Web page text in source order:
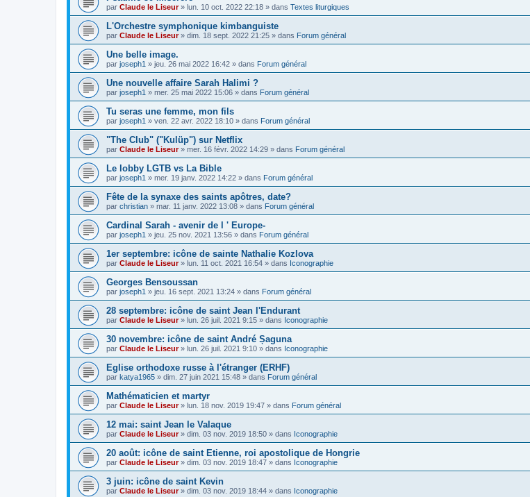
par Claude le Liseur» lun. 10 oct. 2022 22:18 » dans Textes liturgiques
L'Orchestre symphonique kimbanguiste
par Claude le Liseur» dim. 18 sept. 2022 21:25 » dans Forum général
Une belle image.
par joseph1 » jeu. 26 mai 2022 16:42 » dans Forum général
Une nouvelle affaire Sarah Halimi ?
par joseph1 » mer. 25 mai 2022 15:06 » dans Forum général
Tu seras une femme, mon fils
par joseph1 » ven. 22 avr. 2022 18:10 » dans Forum général
"The Club" ("Kulüp") sur Netflix
par Claude le Liseur» mer. 16 févr. 2022 14:29 » dans Forum général
Le lobby LGTB vs La Bible
par joseph1 » mer. 19 janv. 2022 14:22 » dans Forum général
Fête de la synaxe des saints apôtres, date?
par christian » mar. 11 janv. 2022 13:08 » dans Forum général
Cardinal Sarah - avenir de l ' Europe-
par joseph1 » jeu. 25 nov. 2021 13:56 » dans Forum général
1er septembre: icône de sainte Nathalie Kozlova
par Claude le Liseur» lun. 11 oct. 2021 16:54 » dans Iconographie
Georges Bensoussan
par joseph1 » jeu. 16 sept. 2021 13:24 » dans Forum général
28 septembre: icône de saint Jean l'Endurant
par Claude le Liseur» lun. 26 juil. 2021 9:15 » dans Iconographie
30 novembre: icône de saint André Șaguna
par Claude le Liseur» lun. 26 juil. 2021 9:10 » dans Iconographie
Eglise orthodoxe russe à l'étranger (ERHF)
par katya1965 » dim. 27 juin 2021 15:48 » dans Forum général
Mathématicien et martyr
par Claude le Liseur» lun. 18 nov. 2019 19:47 » dans Forum général
12 mai: saint Jean le Valaque
par Claude le Liseur» dim. 03 nov. 2019 18:50 » dans Iconographie
20 août: icône de saint Etienne, roi apostolique de Hongrie
par Claude le Liseur» dim. 03 nov. 2019 18:47 » dans Iconographie
3 juin: icône de saint Kevin
par Claude le Liseur» dim. 03 nov. 2019 18:44 » dans Iconographie